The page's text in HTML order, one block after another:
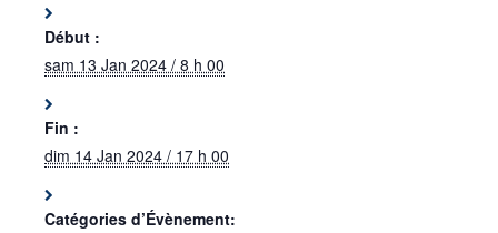
Début :
sam 13 Jan 2024 / 8 h 00
Fin :
dim 14 Jan 2024 / 17 h 00
Catégories d’Évènement: